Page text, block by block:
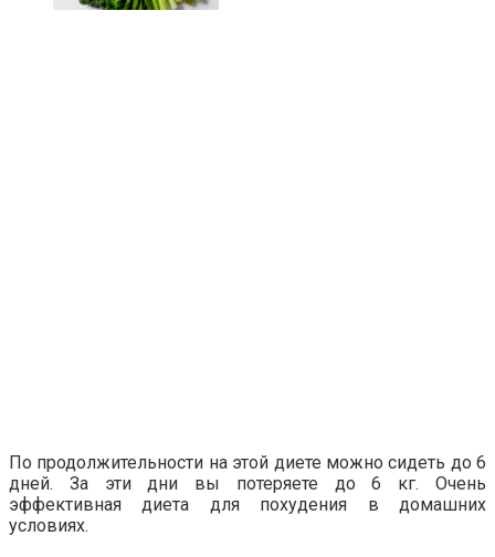
По продолжительности на этой диете можно сидеть до 6
дней. За эти дни вы потеряете до 6 кг. Очень
эффективная диета для похудения в домашних
условиях.